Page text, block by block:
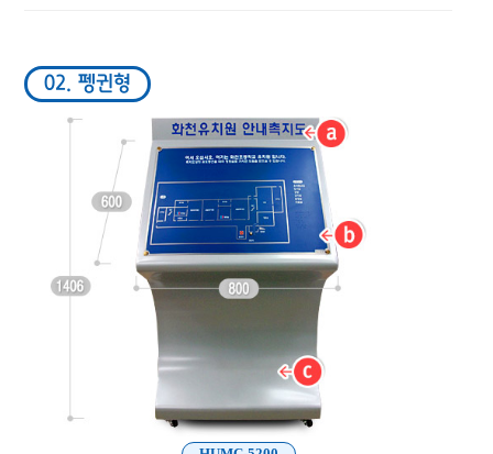
02. 펭귄형